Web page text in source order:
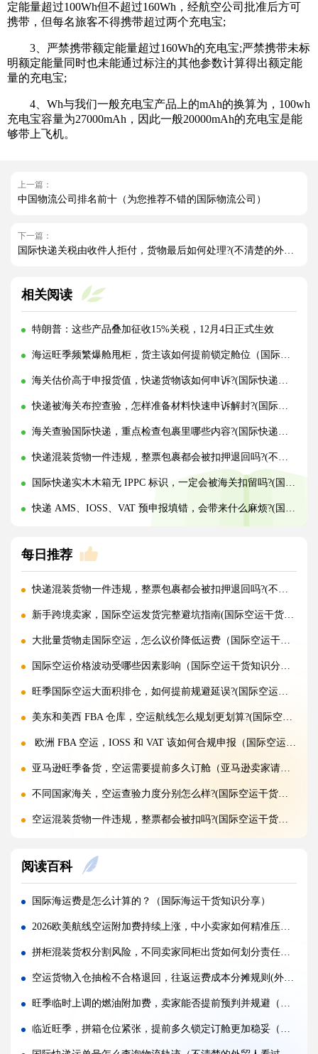
定能量超过100Wh但不超过160Wh，经航空公司批准后方可
携带，但每名旅客不得携带超过两个充电宝;
3、严禁携带额定能量超过160Wh的充电宝;严禁携带未标
明额定能量同时也未能通过标注的其他参数计算得出额定能
量的充电宝;
4、Wh与我们一般充电宝产品上的mAh的换算为，100wh
充电宝容量为27000mAh，因此一般20000mAh的充电宝是能
够带上飞机。
上一篇：
中国物流公司排名前十（为您推荐不错的国际物流公司）
下一篇：
国际快递关税由收件人拒付，货物最后如何处理?(不清楚的外贸人看过来)
相关阅读
特朗普：这些产品叠加征收15%关税，12月4日正式生效
海运旺季频繁爆舱甩柜，货主该如何提前锁定舱位（国际海运干货知识分享）
海关估价高于申报货值，快递货物该如何申诉?(国际快递干货知识分享)
快递被海关布控查验，怎样准备材料快速申诉解封?(国际快递干货知识分享)
海关查验国际快递，重点检查包裹里哪些内容?(国际快递干货知识分享)
快递混装货物一件违规，整票包裹都会被扣押退回吗?(不清楚的外贸人看过来)
国际快递实木木箱无 IPPC 标识，一定会被海关扣留吗?(国际快递干货知识分享)
快递 AMS、IOSS、VAT 预申报填错，会带来什么麻烦?(国际快递干货知识分享)
每日推荐
快递混装货物一件违规，整票包裹都会被扣押退回吗?(不清楚的外贸人看过来)
新手跨境卖家，国际空运发货完整避坑指南(国际空运干货知识分享)
大批量货物走国际空运，怎么议价降低运费（国际空运干货知识分享）
国际空运价格波动受哪些因素影响（国际空运干货知识分享）
旺季国际空运大面积排仓，如何提前规避延误?(国际空运干货知识分享)
美东和美西 FBA 仓库，空运航线怎么规划更划算?(国际空运干货知识分享)
欧洲 FBA 空运，IOSS 和 VAT 该如何合规申报（国际空运干货知识分享）
亚马逊旺季备货，空运需要提前多久订舱（亚马逊卖家请注意）
不同国家海关，空运查验力度分别怎么样?(国际空运干货知识分享)
空运混装货物一件违规，整票都会被扣吗?(国际空运干货知识分享)
空运品名申报错误，会面临哪些罚款与处罚?(国际空运干货知识分享)
国际空运货物被扣，最快多久可以清关放行?(国际空运干货知识分享)
国际空运计费重与实际重、体积重怎么换算（国际空运干货知识分享）
普通货物走国际空运最低多少公斤起运（不清楚的外贸人看过来）
国际空运和国际快递到底有哪些核心区别（国际物流干货知识分享）
国际空运计费重与实际重、体积重怎么换算（国际空运干货知识分享）
国际空运客机和全货机分别适合运什么货物（国际空运干货知识分享）
如何查询国际快递实时物流轨迹?(国际快递干货知识分享)
阅读百科
国际海运费是怎么计算的？（国际海运干货知识分享）
2026欧美航线空运附加费持续上涨，中小卖家如何精准压缩空运履约成本（国际空运干货知识分享）
拼柜混装货权分割风险，不同卖家同柜出货如何划分责任边界（国际海运干货知识分享）
空运货物入仓抽检不合格退回，往返运费成本分摊规则(外贸人请注意)
旺季临时上调的燃油附加费，卖家能否提前预判并规避（跨境电商干货知识分享）
临近旺季，拼箱仓位紧张，提前多久锁定订舱更加稳妥（国际海运干货知识分享）